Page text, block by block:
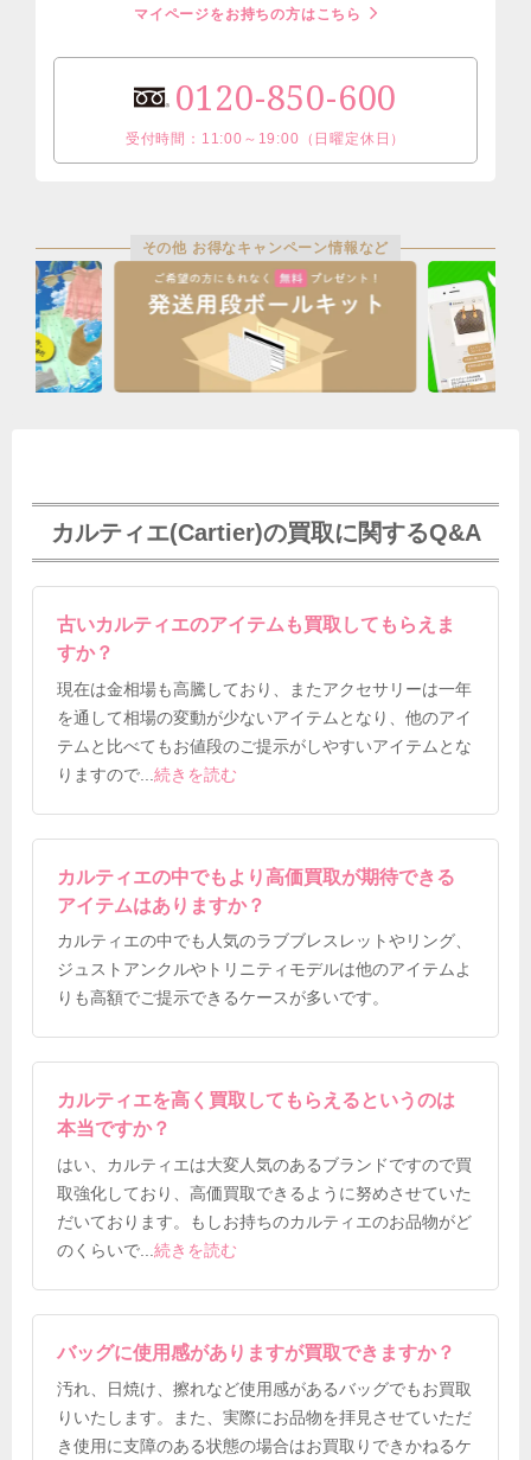
マイページをお持ちの方はこちら
0120-850-600
受付時間：11:00～19:00（日曜定休日）
その他 お得なキャンペーン情報など
カルティエ(Cartier)の買取に関するQ&A
古いカルティエのアイテムも買取してもらえま
すか？
現在は金相場も高騰しており、またアクセサリーは一年
を通して相場の変動が少ないアイテムとなり、他のアイ
テムと比べてもお値段のご提示がしやすいアイテムとな
りますので ...続きを読む
カルティエの中でもより高価買取が期待できる
アイテムはありますか？
カルティエの中でも人気のラブブレスレットやリング、
ジュストアンクルやトリニティモデルは他のアイテムよ
りも高額でご提示できるケースが多いです。
カルティエを高く買取してもらえるというのは
本当ですか？
はい、カルティエは大変人気のあるブランドですので買
取強化しており、高価買取できるように努めさせていた
だいております。もしお持ちのカルティエのお品物がど
のくらいで...続きを読む
バッグに使用感がありますが買取できますか？
汚れ、日焼け、擦れなど使用感があるバッグでもお買取
りいたします。また、実際にお品物を拝見させていただ
き使用に支障のある状態の場合はお買取りできかねるケ